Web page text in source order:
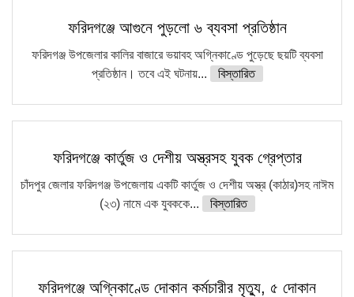
ফরিদগঞ্জে আগুনে পুড়লো ৬ ব্যবসা প্রতিষ্ঠান
ফরিদগঞ্জ উপজেলার কালির বাজারে ভয়াবহ অগ্নিকাণ্ডে পুড়েছে ছয়টি ব্যবসা
প্রতিষ্ঠান। তবে এই ঘটনায়...
বিস্তারিত
ফরিদগঞ্জে কার্তুজ ও দেশীয় অস্ত্রসহ যুবক গ্রেপ্তার
চাঁদপুর জেলার ফরিদগঞ্জ উপজেলায় একটি কার্তুজ ও দেশীয় অস্ত্র (কাঠার)সহ নাঈম
(২৩) নামে এক যুবককে...
বিস্তারিত
ফরিদগঞ্জে অগ্নিকাণ্ডে দোকান কর্মচারীর মৃত্যু, ৫ দোকান